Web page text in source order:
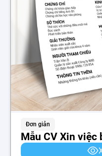
Đơn giản
Mẫu CV Xin việc